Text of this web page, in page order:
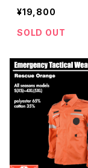
ンシーレッド活動
管理ブランド民間
¥19,800
SOLD OUT